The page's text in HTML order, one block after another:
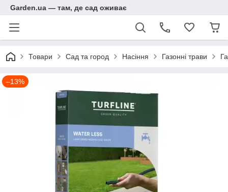
Garden.ua — там, де сад оживає
Товари Сад та город Насіння Газонні трави
–13%